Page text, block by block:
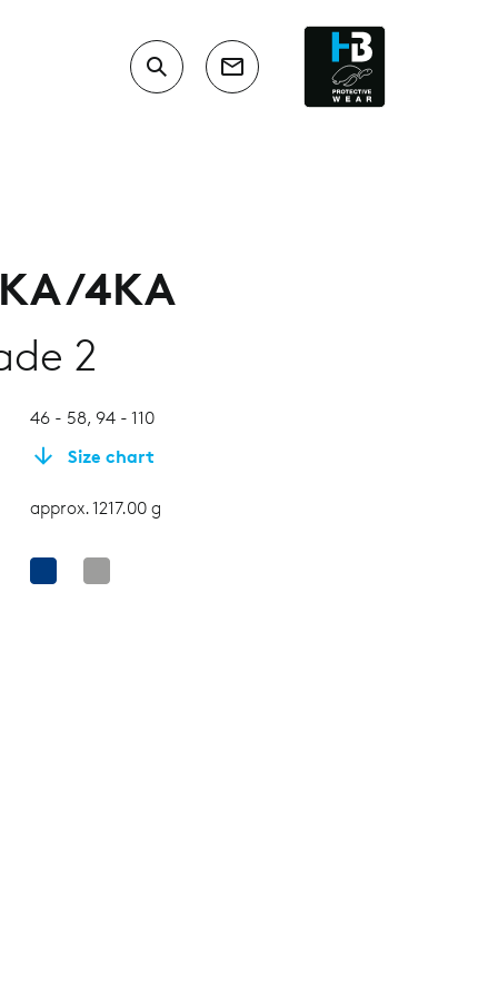
4KA
2
46 - 58, 94 - 110
Size chart
approx. 1217.00 g